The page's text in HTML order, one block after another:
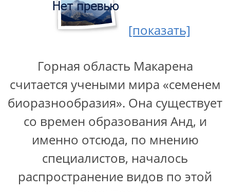
[показать]
Горная область Макарена
считается учеными мира «семенем
биоразнообразия». Она существует
со времен образования Анд, и
именно отсюда, по мнению
специалистов, началось
распространение видов по этой